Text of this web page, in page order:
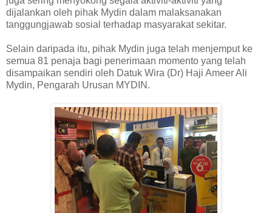
dijalankan oleh pihak Mydin dalam malaksanakan
tanggungjawab sosial terhadap masyarakat sekitar.
Selain daripada itu, pihak Mydin juga telah menjemput ke
semua 81 penaja bagi penerimaan momento yang telah
disampaikan sendiri oleh Datuk Wira (Dr) Haji Ameer Ali
Mydin, Pengarah Urusan MYDIN.